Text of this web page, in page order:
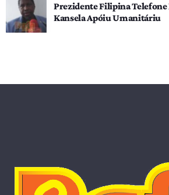
Prezidente Filipina Telefone
Kansela Apóiu Umanitáriu